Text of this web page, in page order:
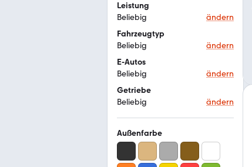
Leistung
Beliebig
ändern
Fahrzeugtyp
Beliebig
ändern
E-Autos
Beliebig
ändern
Getriebe
Beliebig
ändern
Außenfarbe